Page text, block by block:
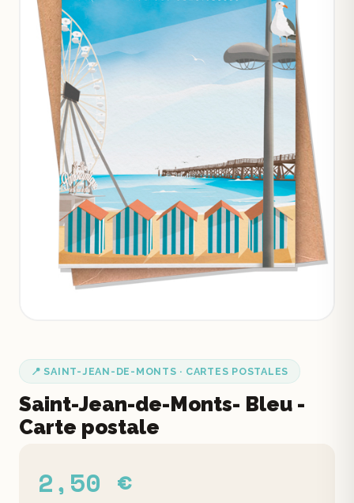
📍 SAINT-JEAN-DE-MONTS · CARTES POSTALES
Saint-Jean-de-Monts- Bleu -
Carte postale
2,50 €